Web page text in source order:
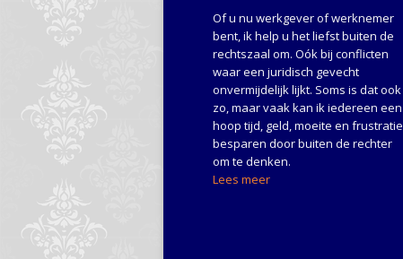
Of u nu werkgever of werknemer
bent, ik help u het liefst buiten de
rechtszaal om. Oók bij conflicten
waar een juridisch gevecht
onvermijdelijk lijkt. Soms is dat ook
zo, maar vaak kan ik iedereen een
hoop tijd, geld, moeite en frustratie
besparen door buiten de rechter
om te denken.
Lees meer